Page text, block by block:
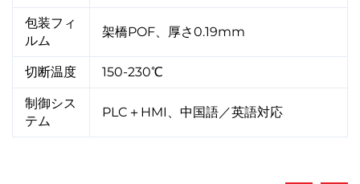
包装フィ
ルム
架橋POF、厚さ0.19mm
切断温度 150-230℃
制御シス
テム
PLC＋HMI、中国語／英語対応